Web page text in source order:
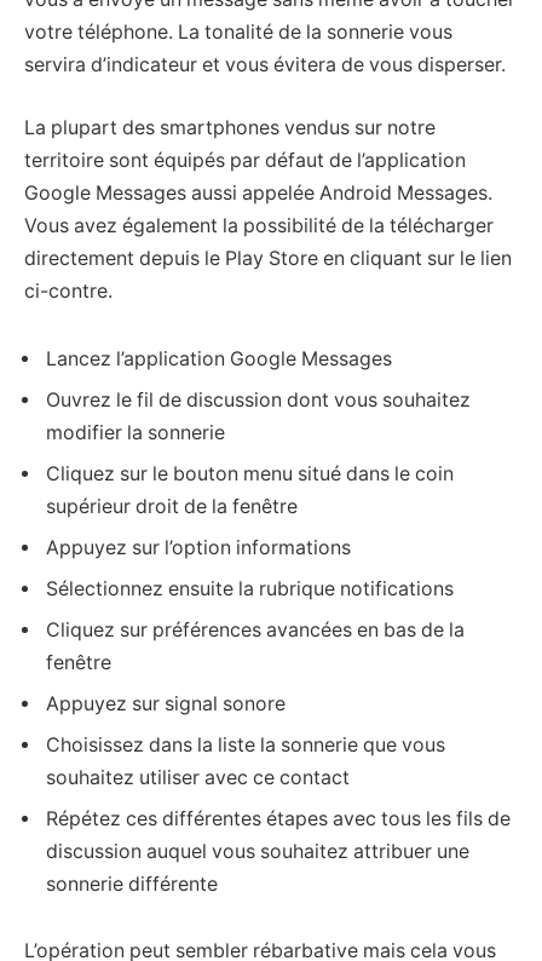
votre téléphone. La tonalité de la sonnerie vous
servira d’indicateur et vous évitera de vous disperser.
La plupart des smartphones vendus sur notre
territoire sont équipés par défaut de l’application
Google Messages aussi appelée Android Messages.
Vous avez également la possibilité de la télécharger
directement depuis le Play Store en cliquant sur le lien
ci-contre.
Lancez l’application Google Messages
Ouvrez le fil de discussion dont vous souhaitez
modifier la sonnerie
Cliquez sur le bouton menu situé dans le coin
supérieur droit de la fenêtre
Appuyez sur l’option informations
Sélectionnez ensuite la rubrique notifications
Cliquez sur préférences avancées en bas de la
fenêtre
Appuyez sur signal sonore
Choisissez dans la liste la sonnerie que vous
souhaitez utiliser avec ce contact
Répétez ces différentes étapes avec tous les fils de
discussion auquel vous souhaitez attribuer une
sonnerie différente
L’opération peut sembler rébarbative mais cela vous